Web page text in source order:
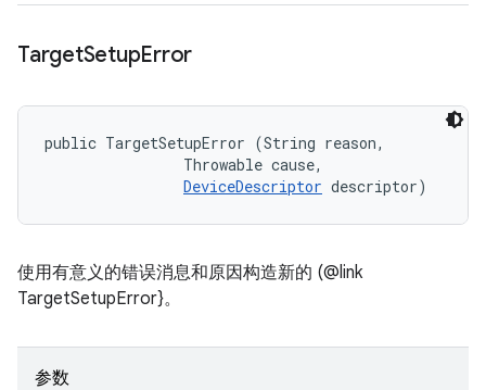
TargetSetupError
public TargetSetupError (String reason,
                Throwable cause,
DeviceDescriptor descriptor)
使用有意义的错误消息和原因构造新的 (@link
TargetSetupError}。
参数